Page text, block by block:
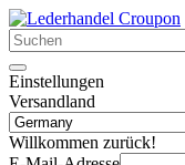
Einstellungen
Versandland
Willkommen zurück!